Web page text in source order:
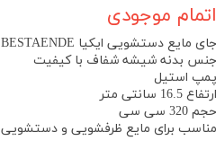
اتمام موجودی
جای مایع دستشویی ایکیا BESTAENDE: کد کالا :80233963
جنس بدنه شیشه شفاف با کیفیت
پمپ استیل
ارتفاع 16.5 سانتی متر
حجم 320 سی سی
مناسب برای مایع ظرفشویی و دستشویی